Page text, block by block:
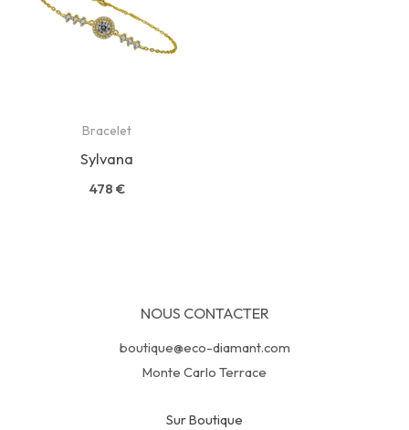
Bracelet
Sylvana
478 €
NOUS CONTACTER
boutique@eco-diamant.com
Monte Carlo Terrace
Sur Boutique